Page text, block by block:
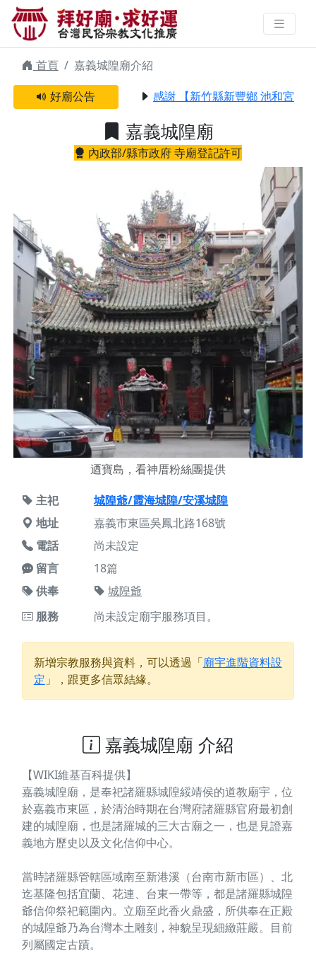
嘉義城隍廟 | 拜好廟求好運 找到與
您有緣的信仰
首頁
嘉義城隍廟介紹
好廟公告
感謝 【新竹縣新豐鄉 池和宮】 贊
嘉義城隍廟
內政部/縣市政府 寺廟登記許可
迺寶島，看神厝粉絲團提供
主祀
城隍爺/霞海城隍/安溪城隍
地址
嘉義市東區吳鳳北路168號
電話
尚未設定
留言
18篇
供奉
城隍爺
服務
尚未設定廟宇服務項目。
新增宗教服務與資料，可以透過「廟宇進階資料設
定 」，跟更多信眾結緣。
嘉義城隍廟 介紹
【WIKI維基百科提供】
嘉義城隍廟，是奉祀諸羅縣城隍綏靖侯的道教廟宇，位
於嘉義市東區，於清治時期在台灣府諸羅縣官府最初創
建的城隍廟，也是諸羅城的三大古廟之一，也是見證嘉
義地方歷史以及文化信仰中心。
當時諸羅縣管轄區域南至新港溪（台南市新市區）、北
迄基隆包括宜蘭、花連、台東一帶等，都是諸羅縣城隍
爺信仰祭祀範圍內。立廟至此香火鼎盛，所供奉在正殿
的城隍爺乃為台灣本土雕刻，神貌呈現細緻莊嚴。目前
列屬國定古蹟。